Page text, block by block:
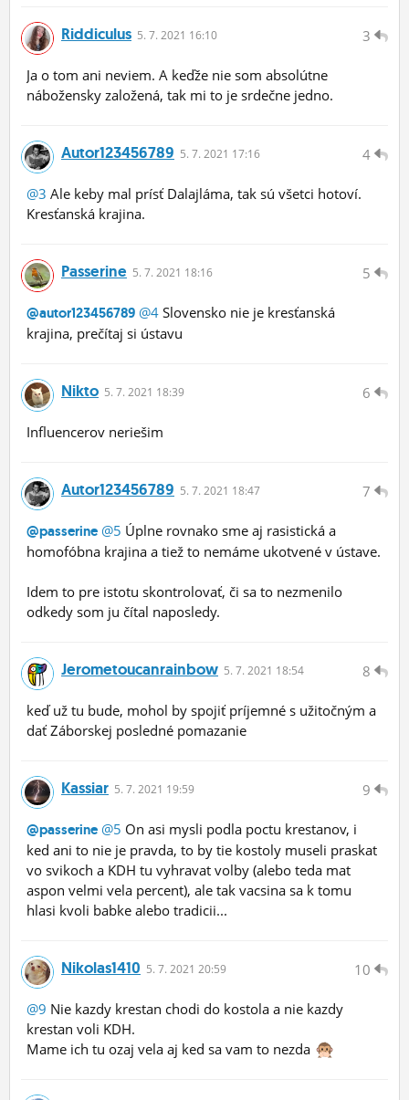
3
Riddiculus 5. 7. 2021 16:10
Ja o tom ani neviem. A keďže nie som absolútne
nábožensky založená, tak mi to je srdečne jedno.
4
Autor123456789 5. 7. 2021 17:16
@3 Ale keby mal prísť Dalajláma, tak sú všetci hotoví.
Kresťanská krajina.
5
Passerine 5. 7. 2021 18:16
@autor123456789 @4 Slovensko nie je kresťanská
krajina, prečítaj si ústavu
6
Nikto 5. 7. 2021 18:39
Influencerov neriešim
7
Autor123456789 5. 7. 2021 18:47
@passerine @5 Úplne rovnako sme aj rasistická a
homofóbna krajina a tiež to nemáme ukotvené v ústave.
Idem to pre istotu skontrolovať, či sa to nezmenilo
odkedy som ju čítal naposledy.
8
Jerometoucanrainbow 5. 7. 2021 18:54
keď už tu bude, mohol by spojiť príjemné s užitočným a
dať Záborskej posledné pomazanie
9
Kassiar 5. 7. 2021 19:59
@passerine @5 On asi mysli podla poctu krestanov, i
ked ani to nie je pravda, to by tie kostoly museli praskat
vo svikoch a KDH tu vyhravat volby (alebo teda mat
aspon velmi vela percent), ale tak vacsina sa k tomu
hlasi kvoli babke alebo tradicii...
10
Nikolas1410 5. 7. 2021 20:59
@9 Nie kazdy krestan chodi do kostola a nie kazdy
krestan voli KDH.
Mame ich tu ozaj vela aj ked sa vam to nezda